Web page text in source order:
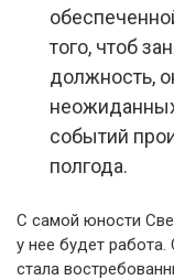
того, чтоб
должность,
событий
полгода.
С самой юности
у нее будет
стала